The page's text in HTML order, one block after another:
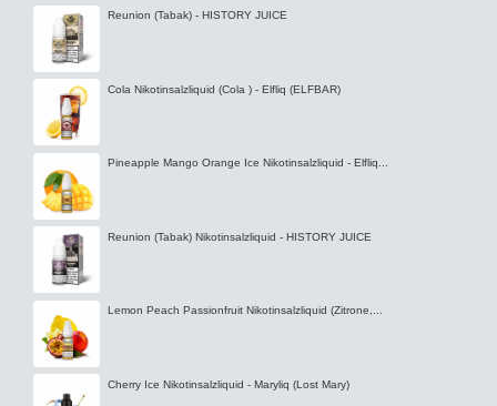
Reunion (Tabak) - HISTORY JUICE
Cola Nikotinsalzliquid (Cola ) - Elfliq (ELFBAR)
Pineapple Mango Orange Ice Nikotinsalzliquid - Elfliq...
Reunion (Tabak) Nikotinsalzliquid - HISTORY JUICE
Lemon Peach Passionfruit Nikotinsalzliquid (Zitrone,...
Cherry Ice Nikotinsalzliquid - Maryliq (Lost Mary)